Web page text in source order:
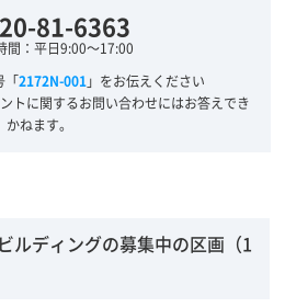
81-6363
間：平日9:00～17:00
「2172N-001」をお伝えください
トに関するお問い合わせにはお答えでき
かねます。
ルディングの募集中の区画（1